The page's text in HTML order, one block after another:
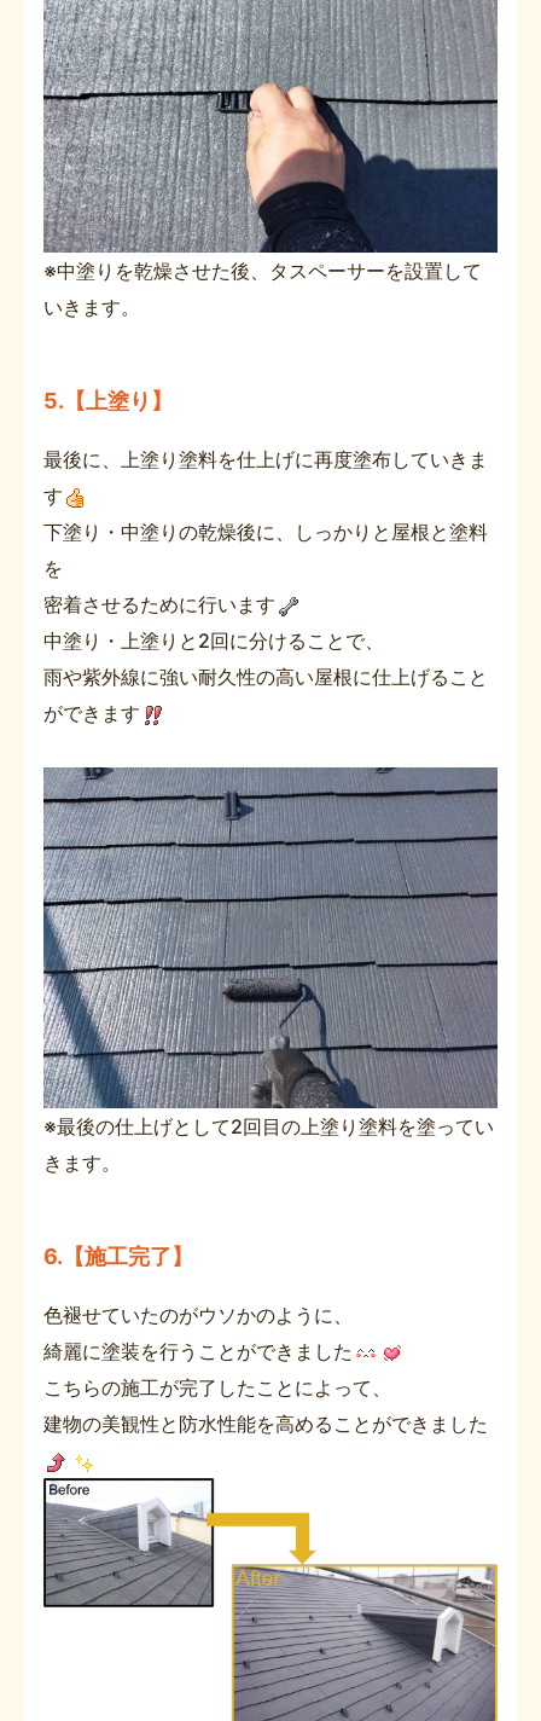
※中塗りを乾燥させた後、タスペーサーを設置して
いきます。
5.【上塗り】
最後に、上塗り塗料を仕上げに再度塗布していきま
す
下塗り・中塗りの乾燥後に、しっかりと屋根と塗料
を
密着させるために行います
中塗り・上塗りと2回に分けることで、
雨や紫外線に強い耐久性の高い屋根に仕上げること
ができます
※最後の仕上げとして2回目の上塗り塗料を塗ってい
きます。
6.【施工完了】
色褪せていたのがウソかのように、
綺麗に塗装を行うことができました
こちらの施工が完了したことによって、
建物の美観性と防水性能を高めることができました